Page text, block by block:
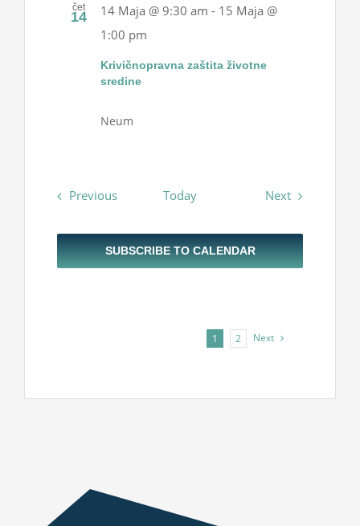
čet
14
Krivičnopravna zaštita životne
sredine
14 Maja @ 9:30 am - 15 Maja @
1:00 pm
Neum
PreviousEvents Today NextEvents
SUBSCRIBE TO CALENDAR
1 2 Next